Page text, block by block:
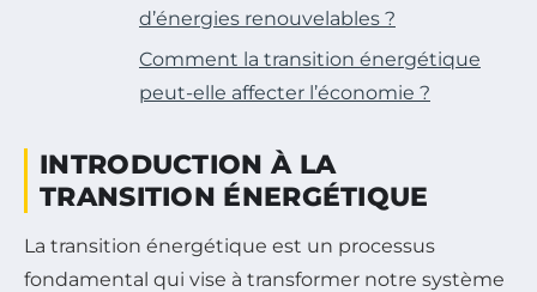
d’énergies renouvelables ?
Comment la transition énergétique
peut-elle affecter l’économie ?
INTRODUCTION À LA
TRANSITION ÉNERGÉTIQUE
La transition énergétique est un processus
fondamental qui vise à transformer notre système